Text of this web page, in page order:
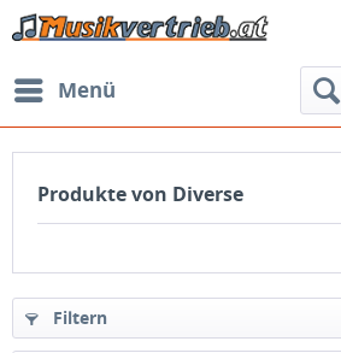
Menü
Produkte von Diverse
Filtern